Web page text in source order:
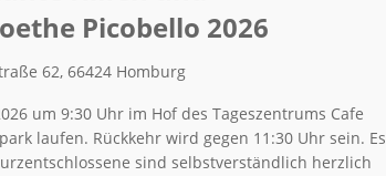
Picobello 2026
62, 66424 Homburg
um 9:30 Uhr im Hof des Tageszentrums Cafe
laufen. Rückkehr wird gegen 11:30 Uhr sein. Es
sind selbstverständlich herzlich